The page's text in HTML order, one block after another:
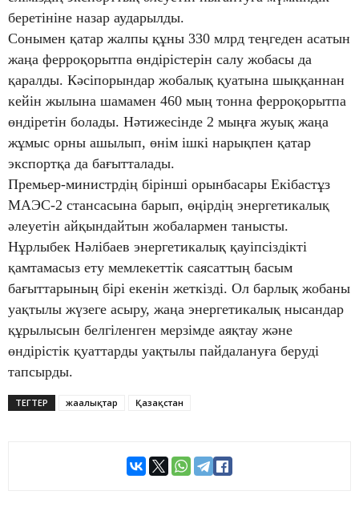
беретініне назар аударылды.
Сонымен қатар жалпы құны 330 млрд теңгеден асатын
жаңа ферроқорытпа өндірістерін салу жобасы да
қаралды. Кәсіпорындар жобалық қуатына шыққаннан
кейін жылына шамамен 460 мың тонна ферроқорытпа
өндіретін болады. Нәтижесінде 2 мыңға жуық жаңа
жұмыс орны ашылып, өнім ішкі нарықпен қатар
экспортқа да бағытталады.
Премьер-министрдің бірінші орынбасары Екібастұз
МАЭС-2 стансасына барып, өңірдің энергетикалық
әлеуетін айқындайтын жобалармен танысты.
Нұрлыбек Нәлібаев энергетикалық қауіпсіздікті
қамтамасыз ету мемлекеттік саясаттың басым
бағыттарының бірі екенін жеткізді. Ол барлық жобаны
уақтылы жүзеге асыру, жаңа энергетикалық нысандар
құрылысын белгіленген мерзімде аяқтау және
өндірістік қуаттарды уақтылы пайдалануға беруді
тапсырды.
ТЕГТЕР жаңалықтар Қазақстан